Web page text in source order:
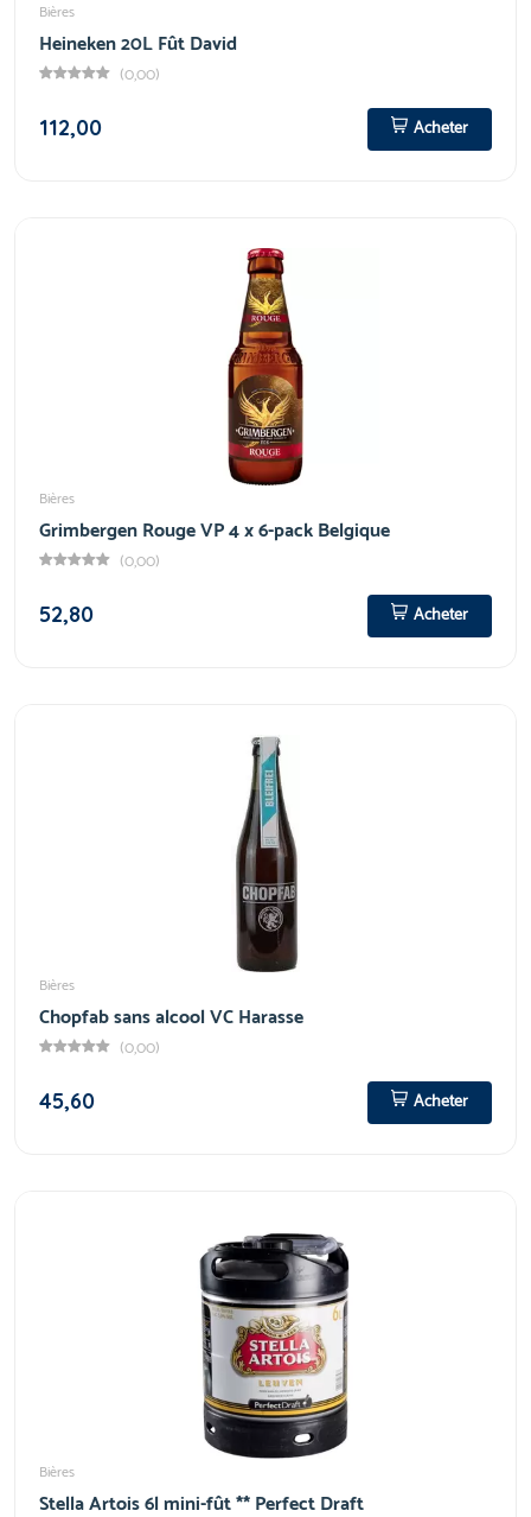
Bières
Heineken 20L Fût David
(0,00)
112,00
Acheter
Bières
Grimbergen Rouge VP 4 x 6-pack Belgique
(0,00)
52,80
Acheter
Bières
Chopfab sans alcool VC Harasse
(0,00)
45,60
Acheter
Bières
Stella Artois 6l mini-fût ** Perfect Draft